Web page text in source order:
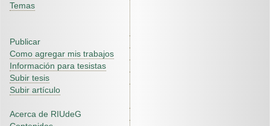
Temas
Publicar
Como agregar mis trabajos
Información para tesistas
Subir tesis
Subir artículo
Acerca de RIUdeG